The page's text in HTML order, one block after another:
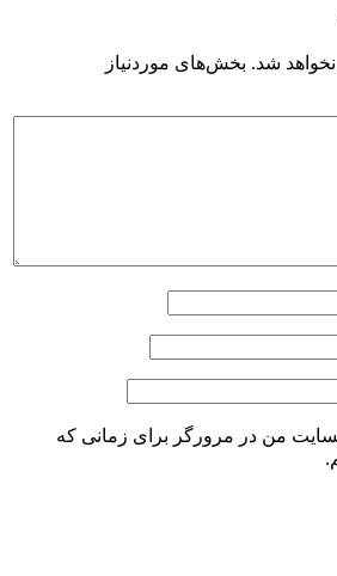
شد. بخش‌های موردنیاز
من در مرورگر برای زمانی که